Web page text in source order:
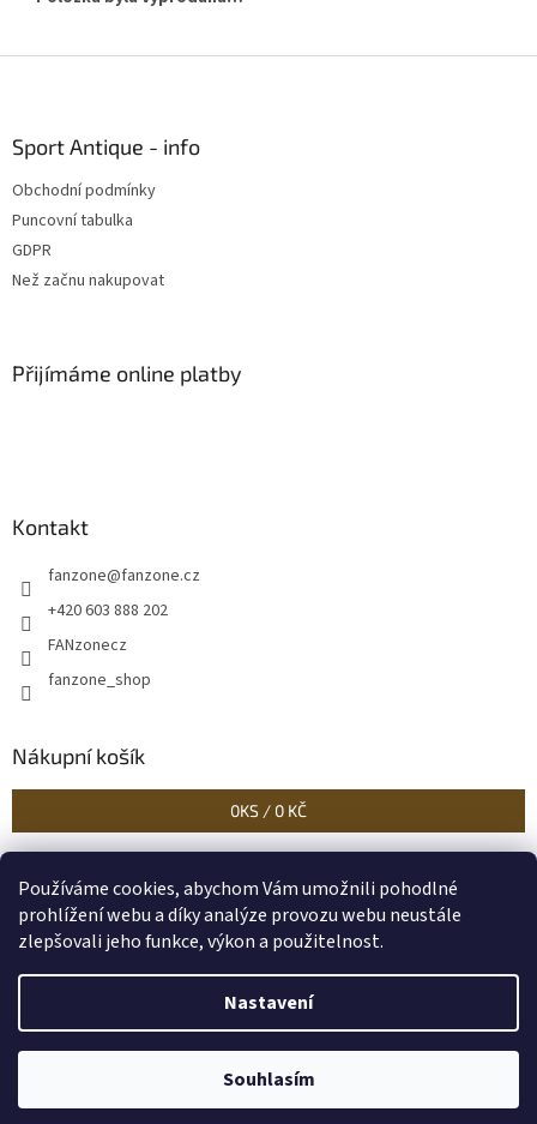
Používáme cookies, abychom Vám umožnili pohodlné
prohlížení webu a díky analýze provozu webu neustále
zlepšovali jeho funkce, výkon a použitelnost.
Nastavení
Souhlasím
Sport Antique - info
Obchodní podmínky
Puncovní tabulka
GDPR
Než začnu nakupovat
Přijímáme online platby
Kontakt
fanzone@fanzone.cz
+420 603 888 202
FANzonecz
fanzone_shop
Nákupní košík
0KS / 0 KČ
Historické dokumenty Linoryty - nástěnky Blog Sportantique.cz
Vytvořil Shoptet
FANzone. Všechna práva vyhrazena.